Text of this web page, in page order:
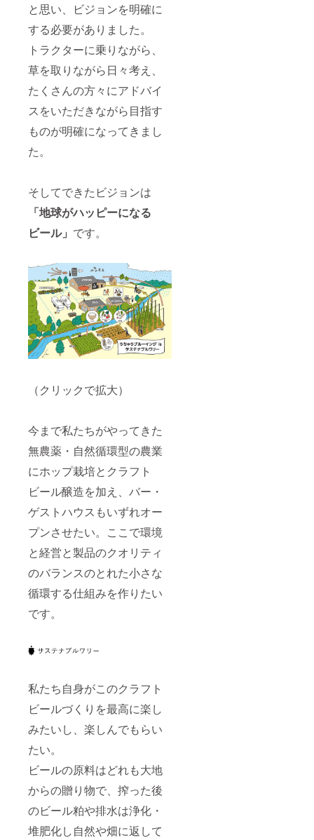
と思い、ビジョンを明確に
する必要がありました。
トラクターに乗りながら、
草を取りながら日々考え、
たくさんの方々にアドバイ
スをいただきながら目指す
ものが明確になってきまし
た。
そしてできたビジョンは
「地球がハッピーになる
ビール」 です。
（クリックで拡大）
今まで私たちがやってきた
無農薬・自然循環型の農業
にホップ栽培とクラフト
ビール醸造を加え、バー・
ゲストハウスもいずれオー
プンさせたい。ここで環境
と経営と製品のクオリティ
のバランスのとれた小さな
循環する仕組みを作りたい
です。
私たち自身がこのクラフト
ビールづくりを最高に楽し
みたいし、楽しんでもらい
たい。
ビールの原料はどれも大地
からの贈り物で、搾った後
のビール粕や排水は浄化・
堆肥化し自然や畑に返して